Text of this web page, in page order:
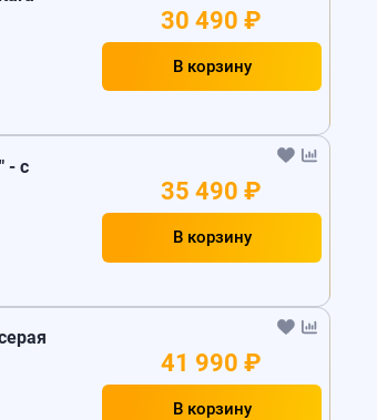
30 490 ₽
В корзину
- с
35 490 ₽
В корзину
41 990 ₽
В корзину